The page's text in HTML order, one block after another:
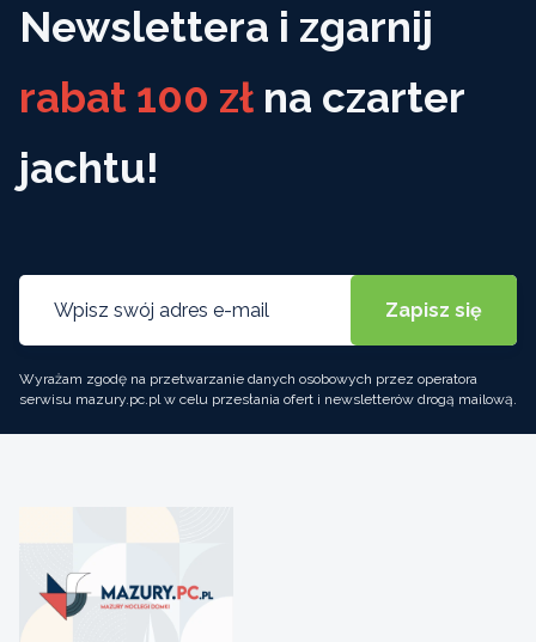
Newslettera i zgarnij
rabat 100 zł na czarter
jachtu!
Wyrażam zgodę na przetwarzanie danych osobowych przez operatora
serwisu mazury.pc.pl w celu przesłania ofert i newsletterów drogą mailową.